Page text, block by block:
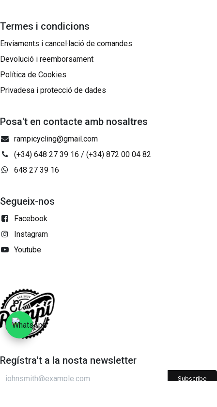
Termes i condicions
Enviaments i cancel·lació de comandes
Devolució i reemborsament
Política de Cookies
Privadesa i protecció de dades
Posa't en contacte amb nosaltres
rampicycling@gmail.com
(+34) 648 27 39 16 / (+34) 872 00 04 82
648 27 39 16
Segueix-nos
Facebook
Instagram
Youtube
Regístra't a la nosta newsletter
Subscribe